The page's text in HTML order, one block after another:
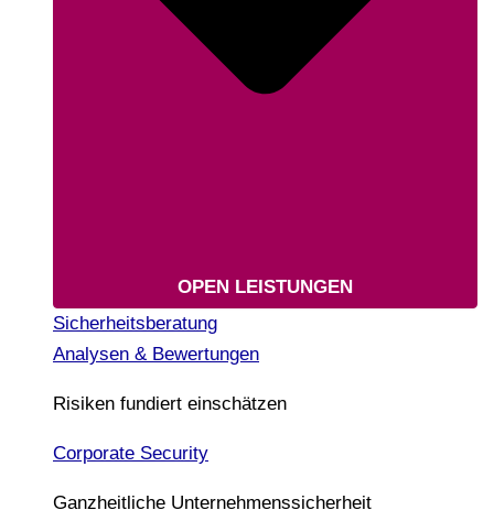
OPEN LEISTUNGEN
Sicherheitsberatung
Analysen & Bewertungen
Risiken fundiert einschätzen
Corporate Security
Ganzheitliche Unternehmenssicherheit